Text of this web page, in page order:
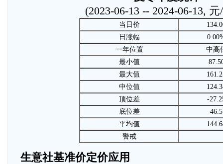
(2023-06-13 -- 2024-06-13,
当日价
日涨幅
一年位置
中高
最小值
最大值
中位值
顶位差
-
底位差
46.5
平均值
警戒
生意社基准价定价应用